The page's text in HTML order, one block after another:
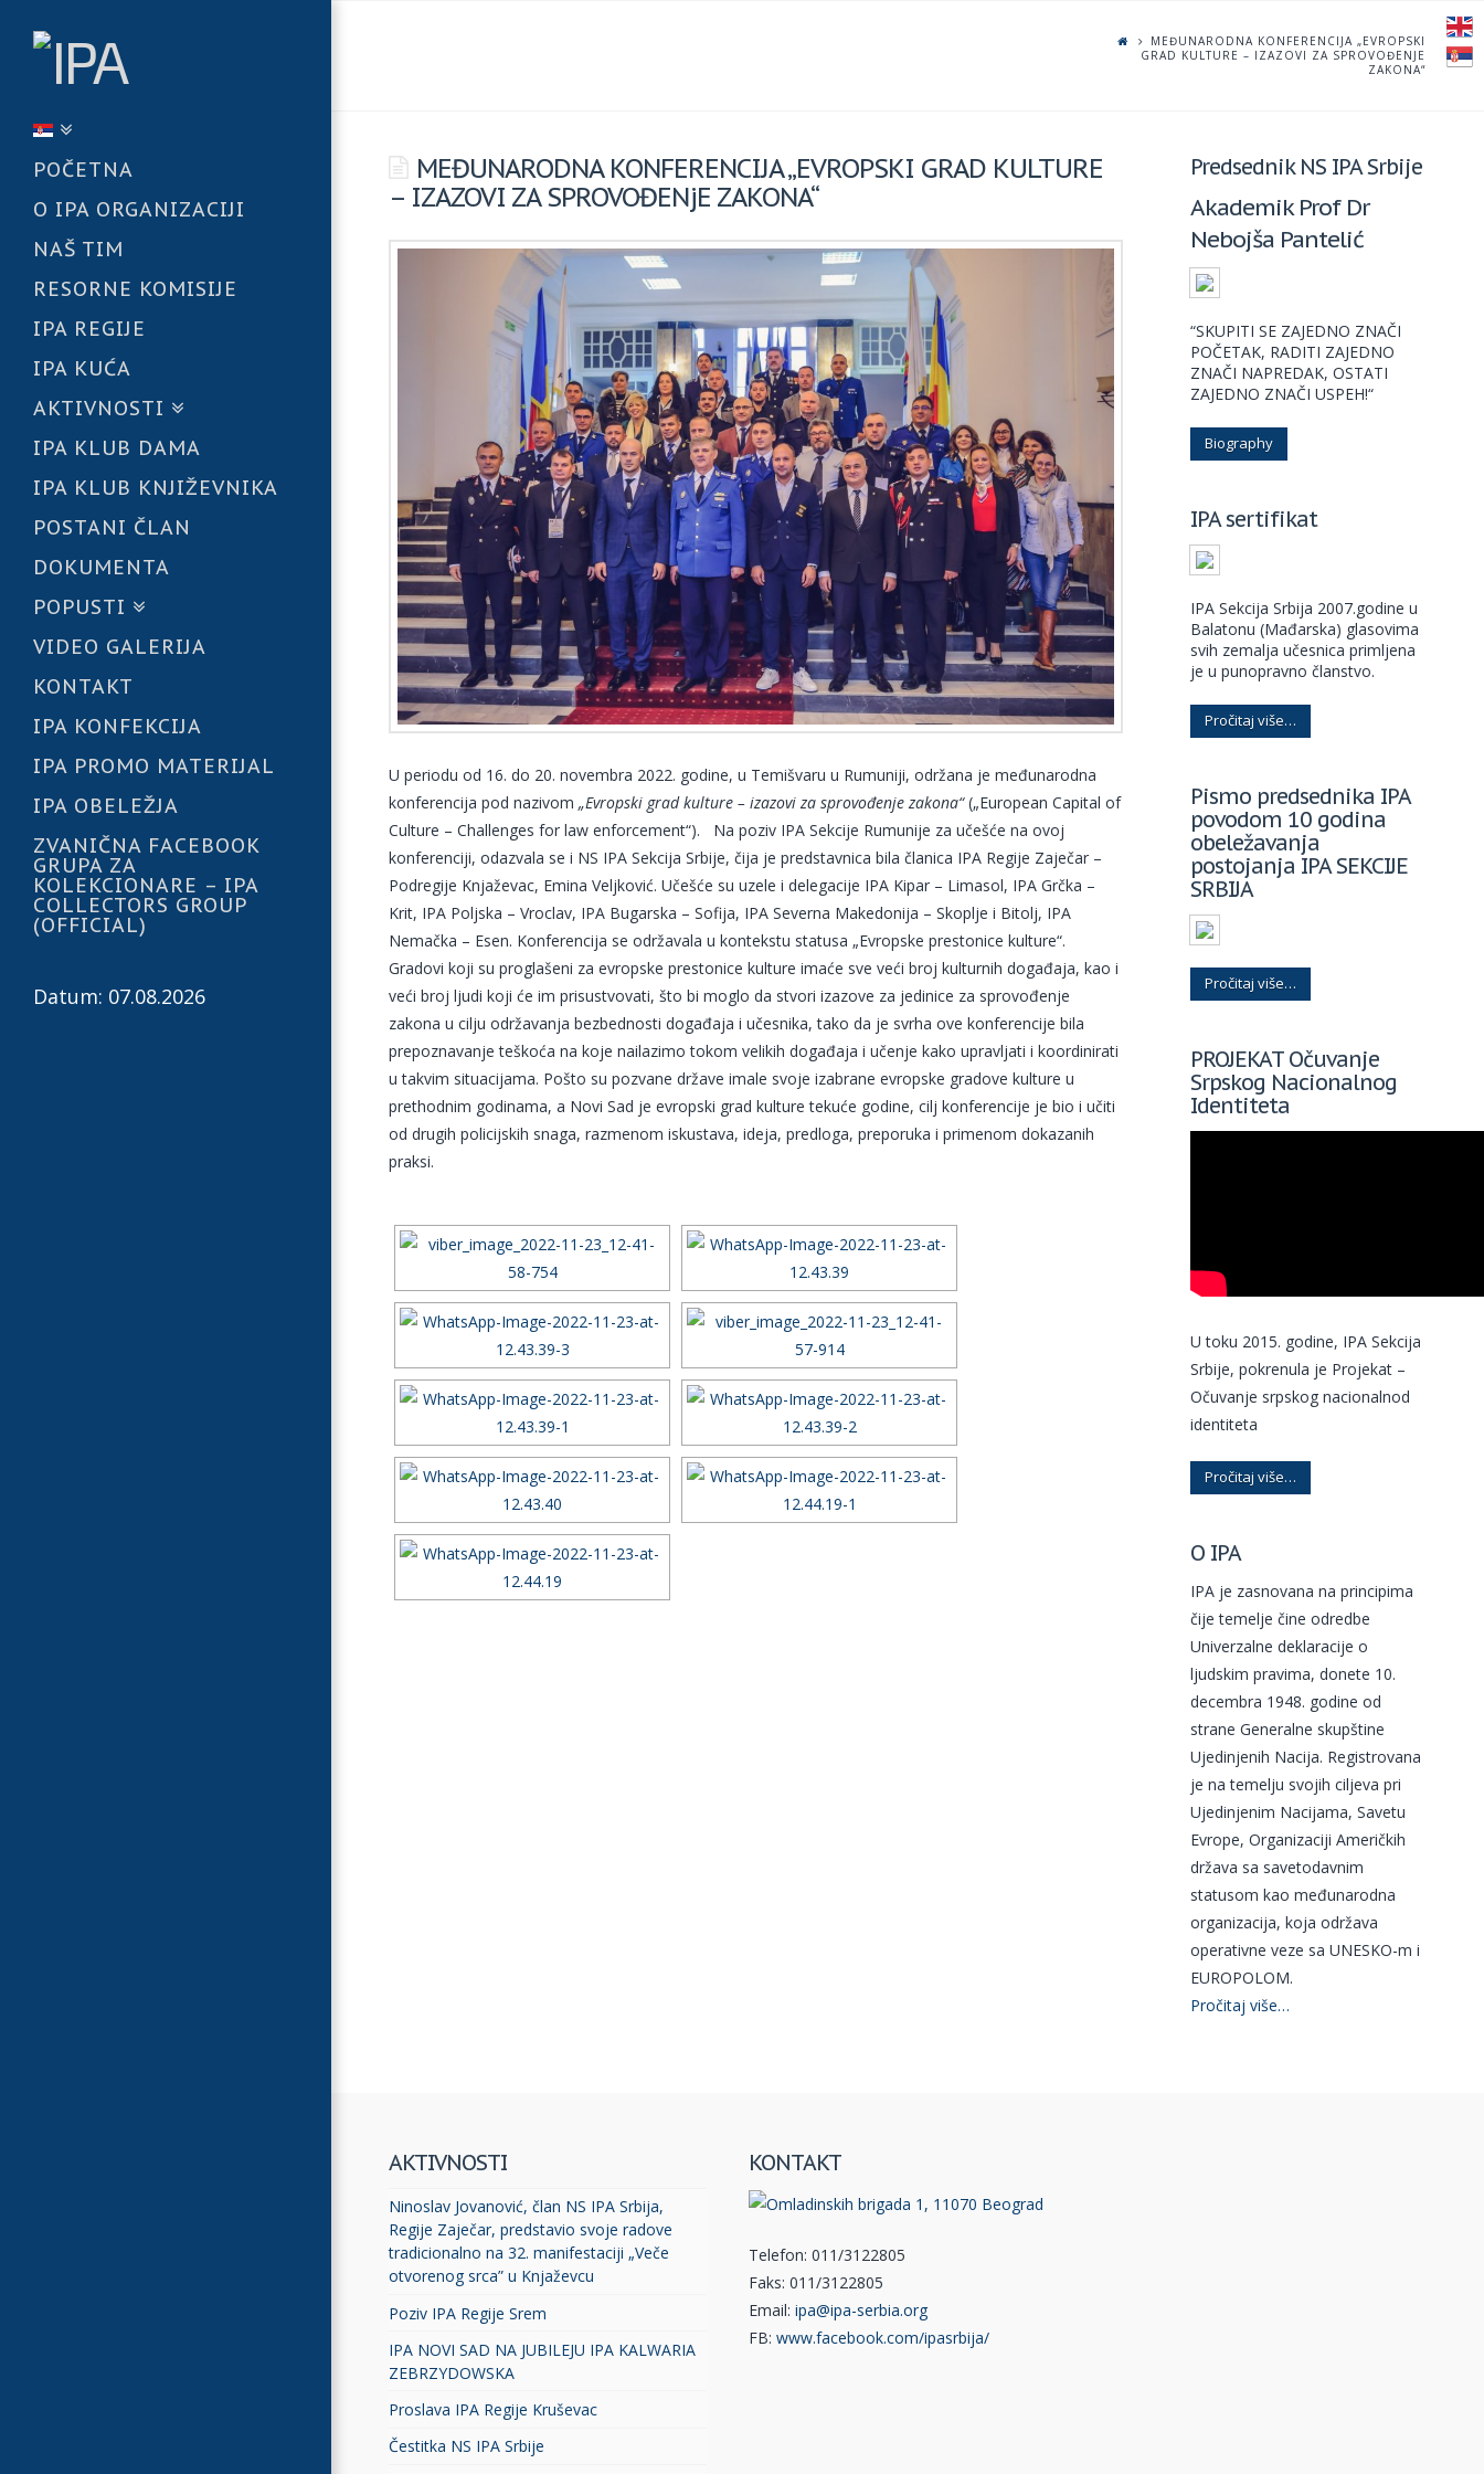
POČETNA
O IPA ORGANIZACIJI
NAŠ TIM
RESORNE KOMISIJE
IPA REGIJE
IPA KUĆA
AKTIVNOSTI
IPA KLUB DAMA
IPA KLUB KNJIŽEVNIKA
POSTANI ČLAN
DOKUMENTA
POPUSTI
VIDEO GALERIJA
KONTAKT
IPA KONFEKCIJA
IPA PROMO MATERIJAL
IPA OBELEŽJA
ZVANIČNA FACEBOOK
GRUPA ZA
KOLEKCIONARE – IPA
COLLECTORS GROUP
(OFFICIAL)
Datum: 07.08.2026
MEĐUNARODNA KONFERENCIJA „EVROPSKI
GRAD KULTURE – IZAZOVI ZA SPROVOĐENJE
ZAKONA“
MEĐUNARODNA KONFERENCIJA „EVROPSKI GRAD KULTURE
– IZAZOVI ZA SPROVOĐENjE ZAKONA“
U periodu od 16. do 20. novembra 2022. godine, u Temišvaru u Rumuniji, održana je međunarodna
konferencija pod nazivom„Evropski grad kulture – izazovi za sprovođenje zakona“(„European Capital of
Culture – Challenges for law enforcement“). Na poziv IPA Sekcije Rumunije za učešće na ovoj
konferenciji, odazvala se i NS IPA Sekcija Srbije, čija je predstavnica bila članica IPA Regije Zaječar –
Podregije Knjaževac, Emina Veljković. Učešće su uzele i delegacije IPA Kipar – Limasol, IPA Grčka –
Krit, IPA Poljska – Vroclav, IPA Bugarska – Sofija, IPA Severna Makedonija – Skoplje i Bitolj, IPA
Nemačka – Esen. Konferencija se održavala u kontekstu statusa „Evropske prestonice kulture“.
Gradovi koji su proglašeni za evropske prestonice kulture imaće sve veći broj kulturnih događaja, kao i
veći broj ljudi koji će im prisustvovati, što bi moglo da stvori izazove za jedinice za sprovođenje
zakona u cilju održavanja bezbednosti događaja i učesnika, tako da je svrha ove konferencije bila
prepoznavanje teškoća na koje nailazimo tokom velikih događaja i učenje kako upravljati i koordinirati
u takvim situacijama. Pošto su pozvane države imale svoje izabrane evropske gradove kulture u
prethodnim godinama, a Novi Sad je evropski grad kulture tekuće godine, cilj konferencije je bio i učiti
od drugih policijskih snaga, razmenom iskustava, ideja, predloga, preporuka i primenom dokazanih
praksi.
Predsednik NS IPA Srbije
Akademik Prof Dr
Nebojša Pantelić
“SKUPITI SE ZAJEDNO ZNAČI
POČETAK, RADITI ZAJEDNO
ZNAČI NAPREDAK, OSTATI
ZAJEDNO ZNAČI USPEH!“
Biography
IPA sertifikat
IPA Sekcija Srbija 2007.godine u
Balatonu (Mađarska) glasovima
svih zemalja učesnica primljena
je u punopravno članstvo.
Pročitaj više…
Pismo predsednika IPA
povodom 10 godina
obeležavanja
postojanja IPA SEKCIJE
SRBIJA
Pročitaj više…
PROJEKAT Očuvanje
Srpskog Nacionalnog
Identiteta
U toku 2015. godine, IPA Sekcija
Srbije, pokrenula je Projekat –
Očuvanje srpskog nacionalnod
identiteta
Pročitaj više…
O IPA
IPA je zasnovana na principima
čije temelje čine odredbe
Univerzalne deklaracije o
ljudskim pravima, donete 10.
decembra 1948. godine od
strane Generalne skupštine
Ujedinjenih Nacija. Registrovana
je na temelju svojih ciljeva pri
Ujedinjenim Nacijama, Savetu
Evrope, Organizaciji Američkih
država sa savetodavnim
statusom kao međunarodna
organizacija, koja održava
operativne veze sa UNESKO-m i
EUROPOLOM.
Pročitaj više…
AKTIVNOSTI
Ninoslav Jovanović, član NS IPA Srbija,
Regije Zaječar, predstavio svoje radove
tradicionalno na 32. manifestaciji „Veče
otvorenog srca” u Knjaževcu
Poziv IPA Regije Srem
IPA NOVI SAD NA JUBILEJU IPA KALWARIA
ZEBRZYDOWSKA
Proslava IPA Regije Kruševac
Čestitka NS IPA Srbije
KONTAKT
Telefon: 011/3122805
Faks: 011/3122805
Email: ipa@ipa-serbia.org
FB: www.facebook.com/ipasrbija/